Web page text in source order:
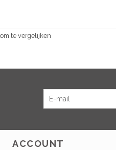
te vergelijken
ACCOUNT